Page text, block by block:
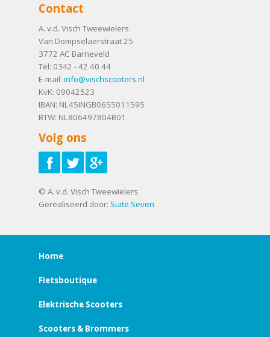
Contact
A. v.d. Visch Tweewielers
Van Dompselaerstraat 25
3772 AC Barneveld
Tel: 0342 - 42 40 44
E-mail: info@vischscooters.nl
KvK: 09042523
IBAN: NL45INGB0655011595
BTW: NL806497804B01
Volg ons
© A. v.d. Visch Tweewielers
Gerealiseerd door: Suite Seven
Home
Fietsboutique
Elektrische Scooters
Scooters & Brommers